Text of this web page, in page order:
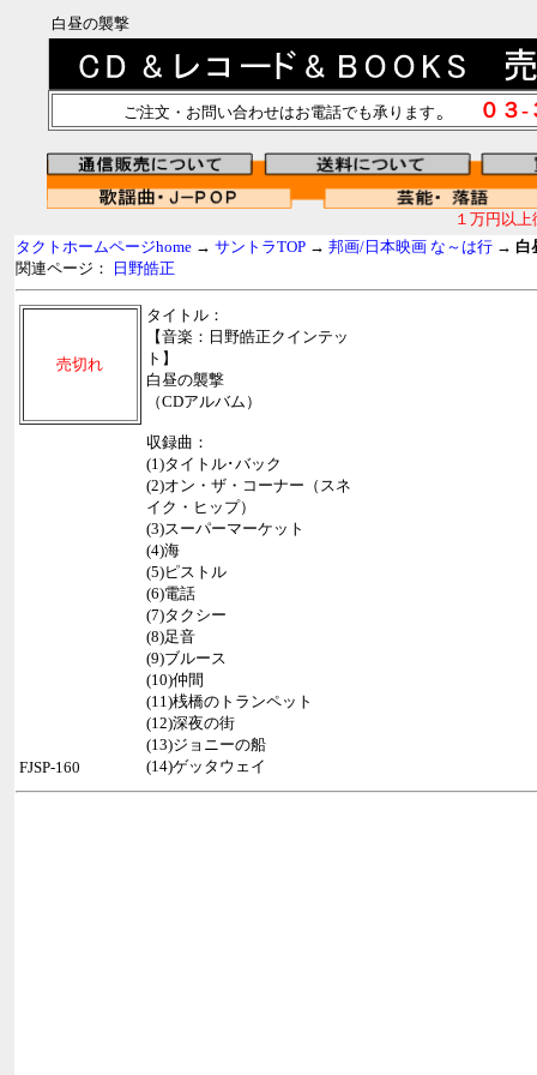
白昼の襲撃
ご注文・お問い合わせはお電話でも承ります。 ０３
１万円以
タクトホームページhome → サントラTOP → 邦画/日本映画 な～は行 → 白
関連ページ：
日野皓正
売切れ
タイトル：
【音楽：日野皓正クインテッ
ト】
白昼の襲撃
（CDアルバム）
収録曲：
(1)タイトル･バック
(2)オン・ザ・コーナー（スネ
イク・ヒップ）
(3)スーパーマーケット
(4)海
(5)ピストル
(6)電話
(7)タクシー
(8)足音
(9)ブルース
(10)仲間
(11)桟橋のトランペット
(12)深夜の街
(13)ジョニーの船
(14)ゲッタウェイ
FJSP-160